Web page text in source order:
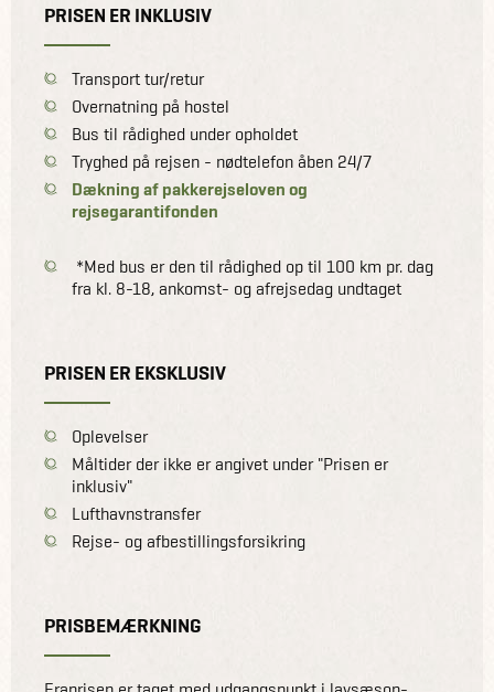
PRISEN ER INKLUSIV
Transport tur/retur
Overnatning på hostel
Bus til rådighed under opholdet
Tryghed på rejsen - nødtelefon åben 24/7
Dækning af pakkerejseloven og
rejsegarantifonden
*Med bus er den til rådighed op til 100 km pr. dag
fra kl. 8-18, ankomst- og afrejsedag undtaget
PRISEN ER EKSKLUSIV
Oplevelser
Måltider der ikke er angivet under "Prisen er
inklusiv"
Lufthavnstransfer
Rejse- og afbestillingsforsikring
PRISBEMÆRKNING